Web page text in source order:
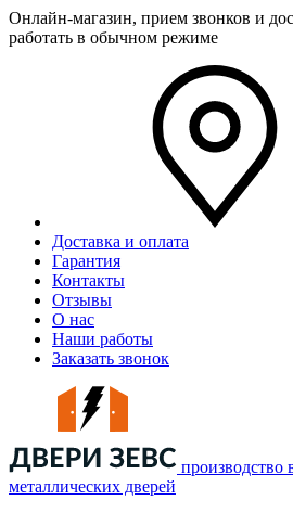
Онлайн-магазин, прием звонков и
работать в обычном режиме
Доставка и оплата
Гарантия
Контакты
Отзывы
О нас
Наши работы
Заказать звонок
производство
металлических дверей